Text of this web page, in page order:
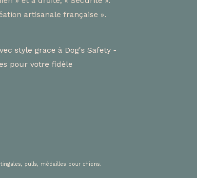
style grace à Dog's Safety -
pour votre fidèle
pulls, médailles pour chiens.